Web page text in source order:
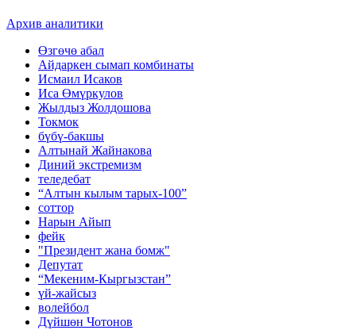
Архив аналитики
Өзгөчө абал
Айдаркен сымап комбинаты
Исмаил Исаков
Иса Өмүркулов
Жылдыз Жолдошова
Токмок
бүбү-бакшы
Алтынай Жайнакова
Диний экстремизм
теледебат
“Алтын кылым тарых-100”
соттор
Нарын Айып
фейк
"Президент жана бомж"
Депутат
“Мекеним-Кыргызстан”
үй-жайсыз
волейбол
Дүйшөн Чотонов